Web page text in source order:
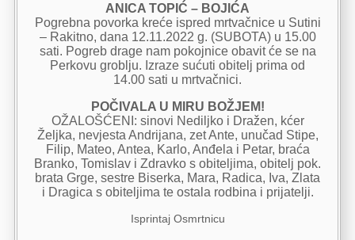
ANICA TOPIĆ – BOJIĆA
Pogrebna povorka kreće ispred mrtvačnice u Sutini
– Rakitno, dana 12.11.2022 g. (SUBOTA) u 15.00
sati. Pogreb drage nam pokojnice obavit će se na
Perkovu groblju. Izraze sućuti obitelj prima od
14.00 sati u mrtvačnici.
POČIVALA U MIRU BOŽJEM!
OŽALOŠĆENI: sinovi Nediljko i Dražen, kćer
Željka, nevjesta Andrijana, zet Ante, unučad Stipe,
Filip, Mateo, Antea, Karlo, Anđela i Petar, braća
Branko, Tomislav i Zdravko s obiteljima, obitelj pok.
brata Grge, sestre Biserka, Mara, Radica, Iva, Zlata
i Dragica s obiteljima te ostala rodbina i prijatelji.
Isprintaj Osmrtnicu